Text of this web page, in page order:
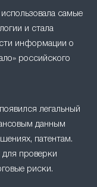
самые
и стала
информации о
российского
легальный
данным
патентам.
проверки
риски.